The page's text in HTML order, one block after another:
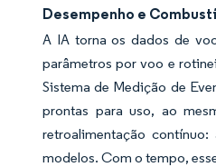
Desempenho e
A IA torna os dados de
parâmetros por voo e
Sistema de Medição de
prontas para uso, ao
retroalimentação
modelos. Com o tempo,